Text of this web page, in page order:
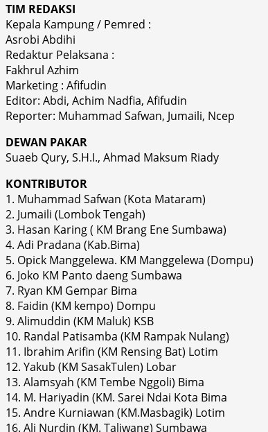
TIM REDAKSI
Kepala Kampung / Pemred :
Asrobi Abdihi
Redaktur Pelaksana :
Fakhrul Azhim
Marketing : Afifudin
Editor: Abdi, Achim Nadfia, Afifudin
Reporter: Muhammad Safwan, Jumaili, Ncep
DEWAN PAKAR
Suaeb Qury, S.H.I., Ahmad Maksum Riady
KONTRIBUTOR
1. Muhammad Safwan (Kota Mataram)
2. Jumaili (Lombok Tengah)
3. Hasan Karing ( KM Brang Ene Sumbawa)
4. Adi Pradana (Kab.Bima)
5. Opick Manggelewa. KM Manggelewa (Dompu)
6. Joko KM Panto daeng Sumbawa
7. Ryan KM Gempar Bima
8. Faidin (KM kempo) Dompu
9. Alimuddin (KM Maluk) KSB
10. Randal Patisamba (KM Rampak Nulang)
11. Ibrahim Arifin (KM Rensing Bat) Lotim
12. Yakub (KM SasakTulen) Lobar
13. Alamsyah (KM Tembe Nggoli) Bima
14. M. Hariyadin (KM. Sarei Ndai Kota Bima
15. Andre Kurniawan (KM.Masbagik) Lotim
16. Ali Nurdin (KM. Taliwang) Sumbawa